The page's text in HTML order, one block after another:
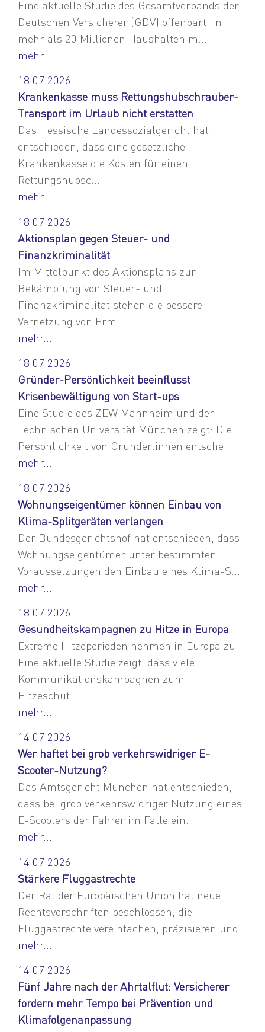
Eine aktuelle Studie des Gesamtverbands der
Deutschen Versicherer (GDV) offenbart: In
mehr als 20 Millionen Haushalten m...
mehr...
18.07.2026
Krankenkasse muss Rettungshubschrauber-
Transport im Urlaub nicht erstatten
Das Hessische Landessozialgericht hat
entschieden, dass eine gesetzliche
Krankenkasse die Kosten für einen
Rettungshubsc...
mehr...
18.07.2026
Aktionsplan gegen Steuer- und
Finanzkriminalität
Im Mittelpunkt des Aktionsplans zur
Bekämpfung von Steuer- und
Finanzkriminalität stehen die bessere
Vernetzung von Ermi...
mehr...
18.07.2026
Gründer-Persönlichkeit beeinflusst
Krisenbewältigung von Start-ups
Eine Studie des ZEW Mannheim und der
Technischen Universität München zeigt: Die
Persönlichkeit von Gründer:innen entsche...
mehr...
18.07.2026
Wohnungseigentümer können Einbau von
Klima-Splitgeräten verlangen
Der Bundesgerichtshof hat entschieden, dass
Wohnungseigentümer unter bestimmten
Voraussetzungen den Einbau eines Klima-S...
mehr...
18.07.2026
Gesundheitskampagnen zu Hitze in Europa
Extreme Hitzeperioden nehmen in Europa zu.
Eine aktuelle Studie zeigt, dass viele
Kommunikationskampagnen zum
Hitzeschut...
mehr...
14.07.2026
Wer haftet bei grob verkehrswidriger E-
Scooter-Nutzung?
Das Amtsgericht München hat entschieden,
dass bei grob verkehrswidriger Nutzung eines
E-Scooters der Fahrer im Falle ein...
mehr...
14.07.2026
Stärkere Fluggastrechte
Der Rat der Europäischen Union hat neue
Rechtsvorschriften beschlossen, die
Fluggastrechte vereinfachen, präzisieren und...
mehr...
14.07.2026
Fünf Jahre nach der Ahrtalflut: Versicherer
fordern mehr Tempo bei Prävention und
Klimafolgenanpassung